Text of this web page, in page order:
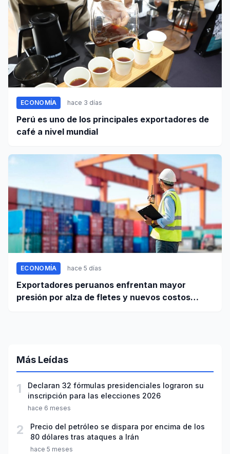
ECONOMÍA hace 3 días
Perú es uno de los principales exportadores de
café a nivel mundial
ECONOMÍA hace 5 días
Exportadores peruanos enfrentan mayor
presión por alza de fletes y nuevos costos
Más Leídas
1
Declaran 32 fórmulas presidenciales lograron su
inscripción para las elecciones 2026
hace 6 meses
2
Precio del petróleo se dispara por encima de los
80 dólares tras ataques a Irán
hace 5 meses